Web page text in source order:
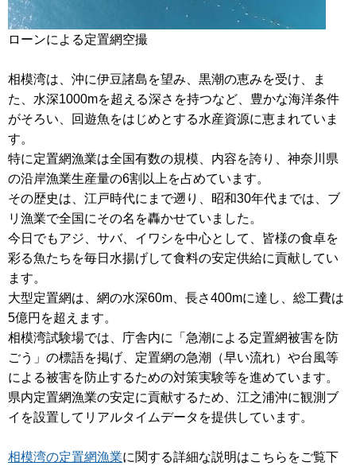
ローンによる定置網空撮
相模湾は、沖に伊豆諸島を望み、黒潮の恵みを受け、ま
た、水深1000mを超える深さを持つなど、豊かな海洋条件
がそろい、回遊魚をはじめとする水産資源に恵まれていま
す。
特に定置網漁業は全国有数の規模、内容を誇り、神奈川県
の沿岸漁業生産量の6割以上を占めています。
その歴史は、江戸時代にまで遡り、昭和30年代までは、ブ
リ漁業で全国にその名を轟かせていました。
今日でもアジ、サバ、イワシを中心として、皆様の食卓を
彩る魚たちを毎日水揚げして食料の安定供給に貢献してい
ます。
大型定置網は、網の水深60m、長さ400mに達し、総工費は
5億円を超えます。
相模湾試験場では、庁舎内に「急潮による定置網被害を防
ごう」の標語を掲げ、定置網の急潮（早い流れ）や台風等
による被害を防止するための対策実験等を進めています。
県内定置網漁業の安定に貢献するため、江之浦沖に観測ブ
イを設置してリアルタイムデータを提供しています。
相模湾の定置網漁業に関する詳細な説明はこちらをご覧下